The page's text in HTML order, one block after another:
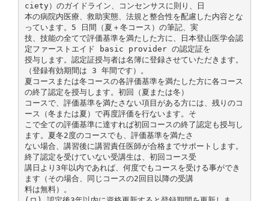
ciety）のガイドライン、コンセンサスに則り、日
本の病院内医療、救助実態、法規と整合性を配慮した内容とな
っています。5 日間（夏＋冬コース）の筆記、実
技、技能の全てで評価基準を満たした方に、日本登山医学会認
定ファーストエイド basic provider の認定証を
授与します。認定証授与者は名簿に登録させていただきます。
（登録有効期間は 3 年間です）。
夏コースまたは冬コースの各評価基準を満たした方に各コース
の終了認定を授与します。初回（夏または冬）
コースで、評価基準を満たさない項目がある方には、残りのコ
ース（冬または夏）で再度評価を行ないます。そ
こで全ての評価基準に達すれば初回コースの終了認定も授与し
ます。夏冬2度のコースでも、評価基準を満たさ
ない場合、講習後に講習責任医師が合格までサポートします。
終了認定を受けていない受講生は、初回コース受
講日より3年以内であれば、何度でもコースを受ける事ができ
ます（その場合、同じコースの2回目以降の受講
料は無料）。